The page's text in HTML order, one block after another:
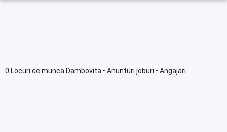
0 Locuri de munca Dambovita • Anunturi joburi • Angajari